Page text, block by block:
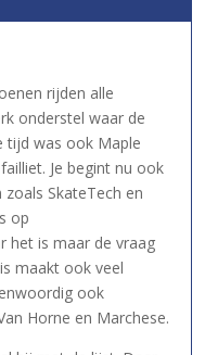
rijden alle
onderstel waar de
tijd was ook Maple
Je begint nu ook
SkateTech en
op
het is maar de vraag
maakt ook veel
ook
Horne en Marchese.